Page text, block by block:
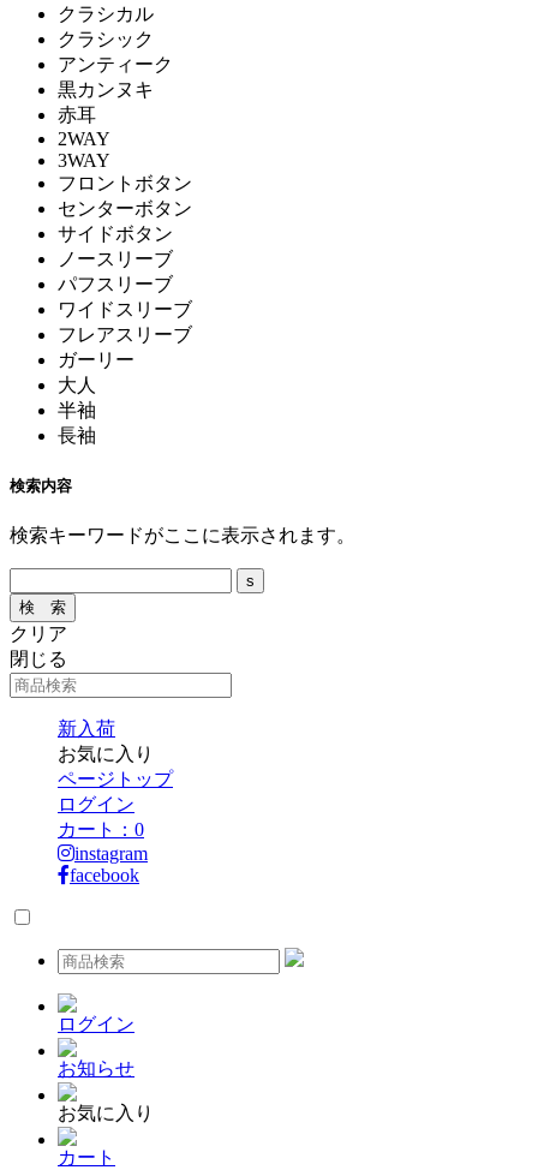
クラシカル
クラシック
アンティーク
黒カンヌキ
赤耳
2WAY
3WAY
フロントボタン
センターボタン
サイドボタン
ノースリーブ
パフスリーブ
ワイドスリーブ
フレアスリーブ
ガーリー
大人
半袖
長袖
検索内容
検索キーワードがここに表示されます。
クリア
閉じる
新入荷
お気に入り
ページトップ
ログイン
カート： 0
instagram
facebook
ログイン
お知らせ
お気に入り
カート